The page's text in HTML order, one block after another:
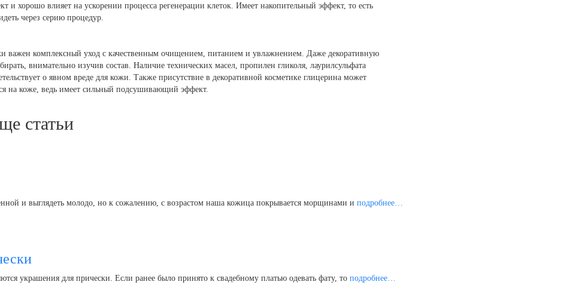
и хорошо влияет на ускорении процесса регенерации клеток. Имеет накопительный эффект, то есть
через серию процедур.
важен комплексный уход с качественным очищением, питанием и увлажнением. Даже декоративную
внимательно изучив состав. Наличие технических масел, пропилен гликоля, лаурилсульфата
о явном вреде для кожи. Также присутствие в декоративной косметике глицерина может
на коже, ведь имеет сильный подсушивающий эффект.
статьи
и выглядеть молодо, но к сожалению, с возрастом наша кожица покрывается морщинами и подробнее…
украшения для прически. Если ранее было принято к свадебному платью одевать фату, то подробнее…